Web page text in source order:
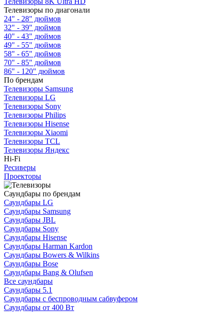
Телевизоры по диагонали
24" - 28" дюймов
32" - 39" дюймов
40" - 43" дюймов
49" - 55" дюймов
58" - 65" дюймов
70" - 85" дюймов
86" - 120" дюймов
По брендам
Телевизоры Samsung
Телевизоры LG
Телевизоры Sony
Телевизоры Philips
Телевизоры Hisense
Телевизоры Xiaomi
Телевизоры TCL
Телевизоры Яндекс
Hi-Fi
Ресиверы
Проекторы
Саундбары по брендам
Саундбары LG
Саундбары Samsung
Саундбары JBL
Саундбары Sony
Саундбары Hisense
Саундбары Harman Kardon
Саундбары Bowers & Wilkins
Саундбары Bose
Саундбары Bang & Olufsen
Все саундбары
Саундбары 5.1
Саундбары с беспроводным сабвуфером
Саундбары от 400 Вт